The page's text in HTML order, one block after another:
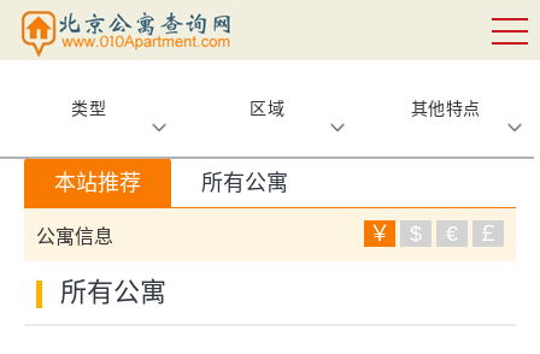
类型 区域 其他特点
本站推荐 所有公寓
公寓信息 ￥ $ € ￡
所有公寓